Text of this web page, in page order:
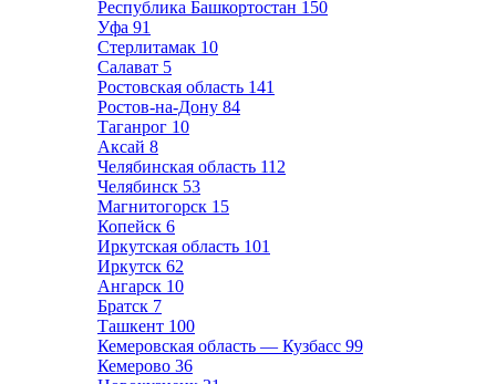
Республика Башкортостан 150
Уфа 91
Стерлитамак 10
Салават 5
Ростовская область 141
Ростов-на-Дону 84
Таганрог 10
Аксай 8
Челябинская область 112
Челябинск 53
Магнитогорск 15
Копейск 6
Иркутская область 101
Иркутск 62
Ангарск 10
Братск 7
Ташкент 100
Кемеровская область — Кузбасс 99
Кемерово 36